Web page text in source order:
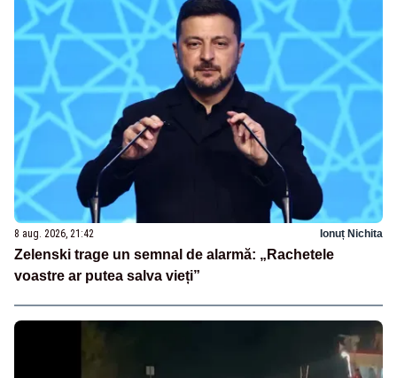
8 aug. 2026, 21:42 Ionuț Nichita
Zelenski trage un semnal de alarmă: „Rachetele
voastre ar putea salva vieți”